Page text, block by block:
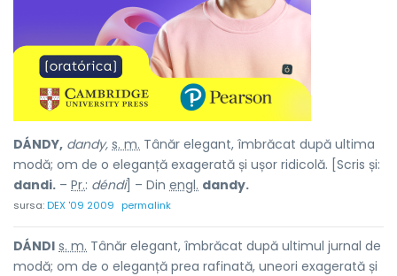
DÁNDY, dandy, s. m. Tânăr elegant, îmbrăcat după ultima
modă; om de o eleganță exagerată și ușor ridicolă. [Scris și:
dandi. – Pr.: déndi] – Din engl. dandy.
sursa:DEX '09 2009 permalink
DÁNDI s. m. Tânăr elegant, îmbrăcat după ultimul jurnal de
modă; om de o eleganță prea rafinată, uneori exagerată și